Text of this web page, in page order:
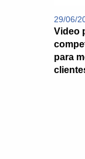
29/06/
Video
para